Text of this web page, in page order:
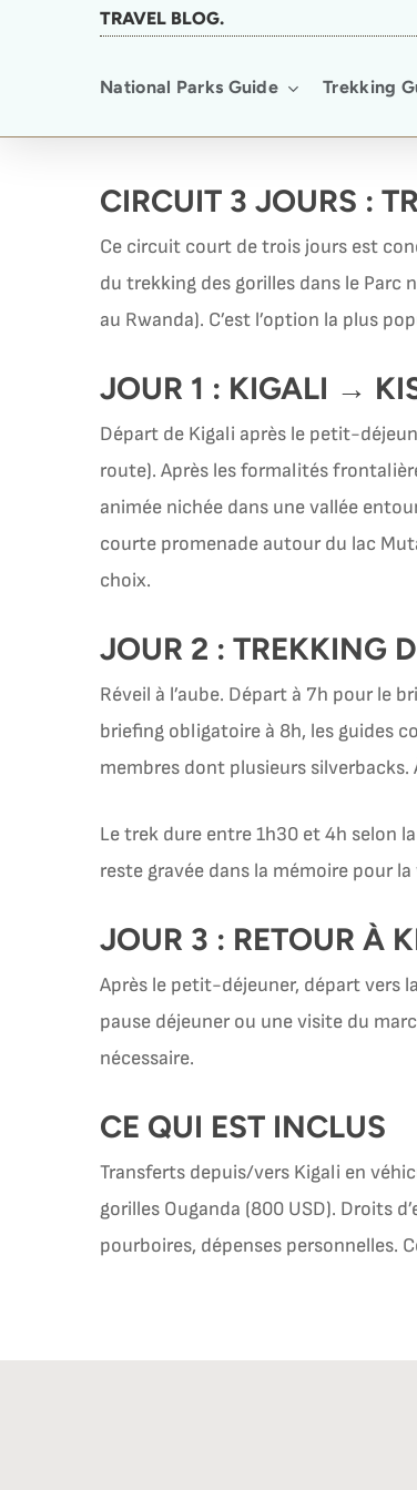
TRAVEL BLOG.
National Parks Guide Trekking
CIRCUIT 3 JOURS :
Ce circuit court de trois jours est
du trekking des gorilles dans le Parc
au Rwanda). C’est l’option la plus
JOUR 1 : KIGALI →
Départ de Kigali après le petit-
route). Après les formalités
animée nichée dans une vallée
courte promenade autour du lac
choix.
JOUR 2 : TREKKING
Réveil à l’aube. Départ à 7h pour le
briefing obligatoire à 8h, les guides
membres dont plusieurs
Le trek dure entre 1h30 et 4h selon
reste gravée dans la mémoire pour
JOUR 3 : RETOUR À
Après le petit-déjeuner, départ vers
pause déjeuner ou une visite du
nécessaire.
CE QUI EST INCLUS
Transferts depuis/vers Kigali en
gorilles Ouganda (800 USD). Droits
pourboires, dépenses personnelles.